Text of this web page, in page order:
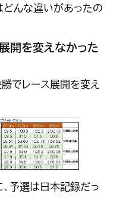
どんな違いがあったの
開を変えなかった
でレース展開を変え
予選は日本記録だっ